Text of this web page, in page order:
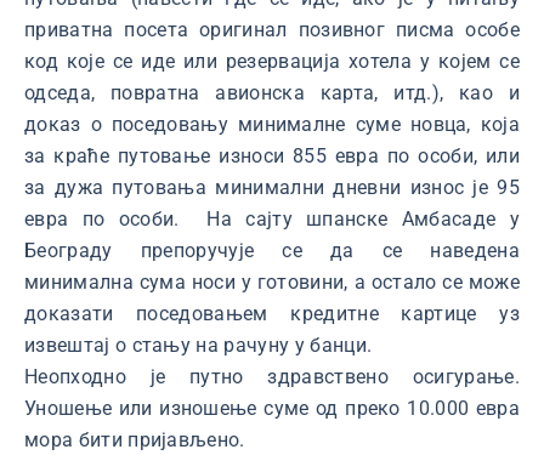
приватна посета оригинал позивног писма особе
код које се иде или резервација хотела у којем се
одседа, повратна авионска карта, итд.), као и
доказ о поседовању минималне суме новца, која
за краће путовање износи 855 евра по особи, или
за дужа путовања минимални дневни износ је 95
евра по особи. На сајту шпанске Амбасаде у
Београду препоручује се да се наведена
минимална сума носи у готовини, а остало се може
доказати поседовањем кредитне картице уз
извештај о стању на рачуну у банци.
Неопходно је путно здравствено осигурање.
Уношење или изношење суме од преко 10.000 евра
мора бити пријављено.